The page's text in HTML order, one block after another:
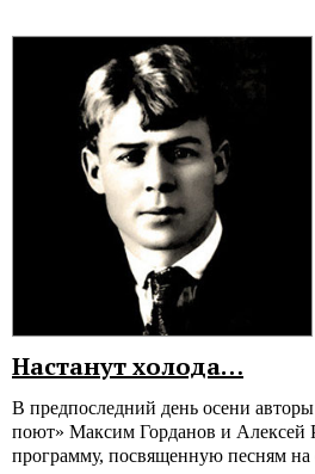
Настанут холода…
В предпоследний день осени
поют» Максим Горданов и Алексей
программу, посвященную песням на